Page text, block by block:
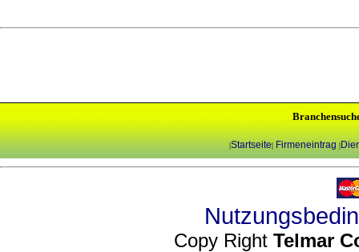
|Startseite| Firmeneintrag |
Copy Right Telmar